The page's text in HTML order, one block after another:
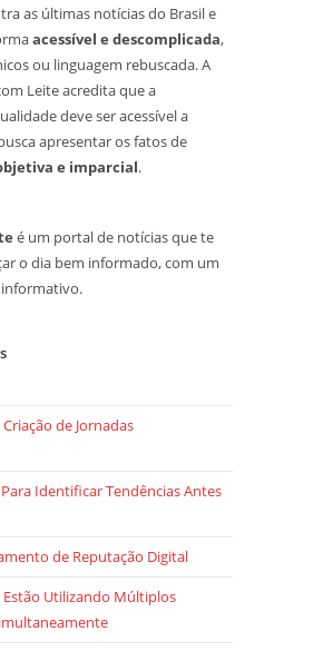
as últimas notícias do Brasil e
acessível e descomplicada,
ou linguagem rebuscada. A
Leite acredita que a
deve ser acessível a
apresentar os fatos de
e imparcial.
é um portal de notícias que te
o dia bem informado, com um
de Jornadas
Identificar Tendências Antes
de Reputação Digital
Estão Utilizando Múltiplos